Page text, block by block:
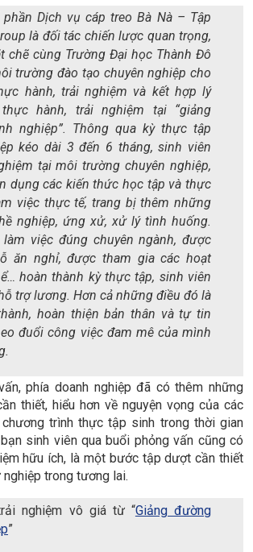
phần Dịch vụ cáp treo Bà Nà – Tập
là đối tác chiến lược quan trọng,
chẽ cùng Trường Đại học Thành Đô
trường đào tạo chuyên nghiệp cho
hành, trải nghiệm và kết hợp lý
hành, trải nghiệm tại “giảng
nghiệp”. Thông qua kỳ thực tập
kéo dài 3 đến 6 tháng, sinh viên
tại môi trường chuyên nghiệp,
dụng các kiến thức học tập và thực
việc thực tế, trang bị thêm những
nghiệp, ứng xử, xử lý tình huống.
việc đúng chuyên ngành, được
ăn nghỉ, được tham gia các hoạt
hoàn thành kỳ thực tập, sinh viên
trợ lương. Hơn cả những điều đó là
hoàn thiện bản thân và tự tin
đuổi công việc đam mê của mình
phía doanh nghiệp đã có thêm những
thiết, hiểu hơn về nguyện vọng của các
trình thực tập sinh trong thời gian
sinh viên qua buổi phỏng vấn cũng có
hữu ích, là một bước tập dượt cần thiết
trong tương lai.
nghiệm vô giá từ “Giảng đường
”